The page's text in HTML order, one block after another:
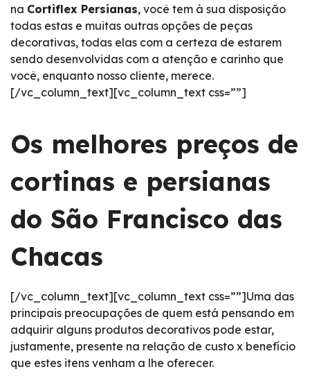
na Cortiflex Persianas, você tem à sua disposição
todas estas e muitas outras opções de peças
decorativas, todas elas com a certeza de estarem
sendo desenvolvidas com a atenção e carinho que
você, enquanto nosso cliente, merece.
[/vc_column_text][vc_column_text css=””]
Os melhores preços de
cortinas e persianas
do São Francisco das
Chacas
[/vc_column_text][vc_column_text css=””]Uma das
principais preocupações de quem está pensando em
adquirir alguns produtos decorativos pode estar,
justamente, presente na relação de custo x benefício
que estes itens venham a lhe oferecer.